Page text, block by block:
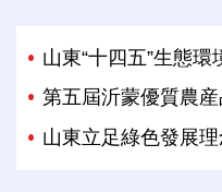
山東“十四五”生態環
第五屆沂蒙優質農
山東立足綠色發展